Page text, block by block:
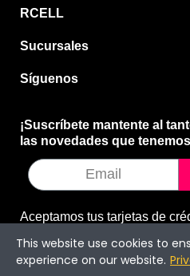
RCELL
Sucursales
Síguenos
¡Suscríbete mantente al
las novedades que
Aceptamos tus tarjetas de
This website use cookies to
experience on our website.